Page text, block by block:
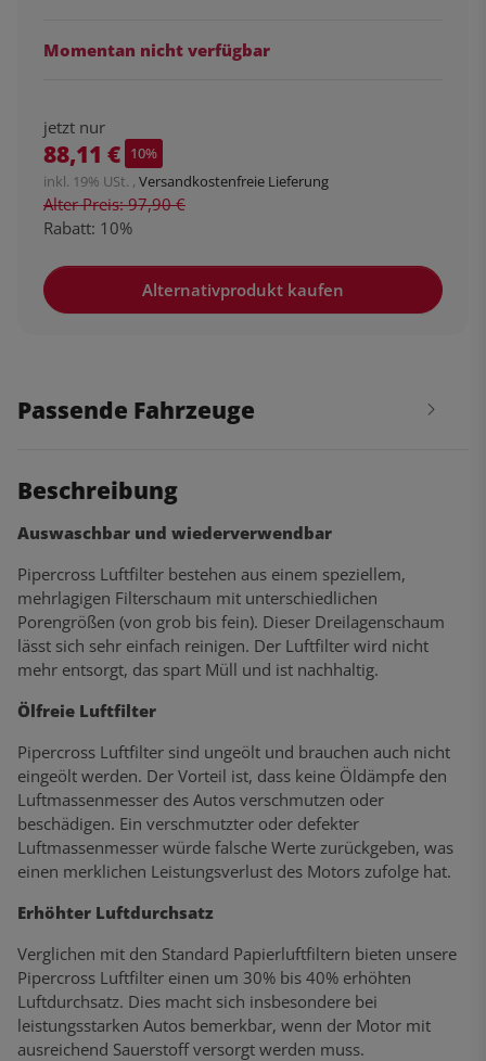
Momentan nicht verfügbar
jetzt nur
88,11 € 10%
inkl. 19% USt. , Versandkostenfreie Lieferung
Alter Preis: 97,90 €
Rabatt: 10%
Alternativprodukt kaufen
Passende Fahrzeuge
Beschreibung
Auswaschbar und wiederverwendbar
Pipercross Luftfilter bestehen aus einem speziellem,
mehrlagigen Filterschaum mit unterschiedlichen
Porengrößen (von grob bis fein). Dieser Dreilagenschaum
lässt sich sehr einfach reinigen. Der Luftfilter wird nicht
mehr entsorgt, das spart Müll und ist nachhaltig.
Ölfreie Luftfilter
Pipercross Luftfilter sind ungeölt und brauchen auch nicht
eingeölt werden. Der Vorteil ist, dass keine Öldämpfe den
Luftmassenmesser des Autos verschmutzen oder
beschädigen. Ein verschmutzter oder defekter
Luftmassenmesser würde falsche Werte zurückgeben, was
einen merklichen Leistungsverlust des Motors zufolge hat.
Erhöhter Luftdurchsatz
Verglichen mit den Standard Papierluftfiltern bieten unsere
Pipercross Luftfilter einen um 30% bis 40% erhöhten
Luftdurchsatz. Dies macht sich insbesondere bei
leistungsstarken Autos bemerkbar, wenn der Motor mit
ausreichend Sauerstoff versorgt werden muss.